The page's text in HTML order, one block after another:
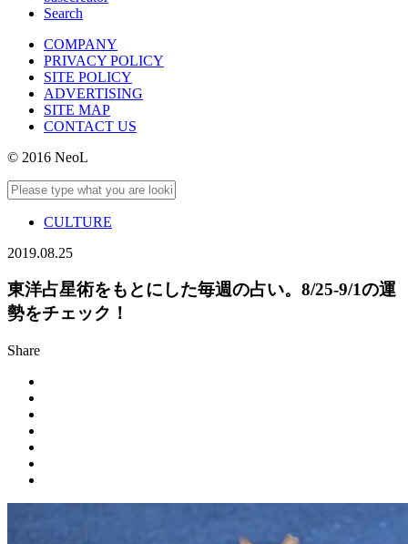
Search
COMPANY
PRIVACY POLICY
SITE POLICY
ADVERTISING
SITE MAP
CONTACT US
© 2016 NeoL
CULTURE
2019.08.25
東洋占星術をもとにした毎週の占い。8/25-9/1の運
勢をチェック！
Share